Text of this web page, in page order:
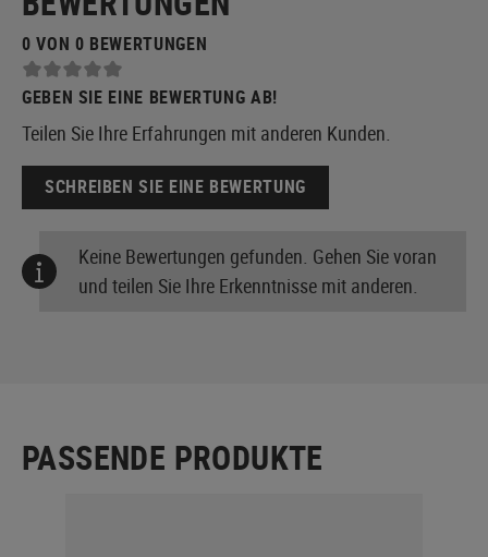
0 VON 0 BEWERTUNGEN
GEBEN SIE EINE BEWERTUNG AB!
Teilen Sie Ihre Erfahrungen mit anderen Kunden.
SCHREIBEN SIE EINE BEWERTUNG
Keine Bewertungen gefunden. Gehen Sie voran
und teilen Sie Ihre Erkenntnisse mit anderen.
PASSENDE PRODUKTE